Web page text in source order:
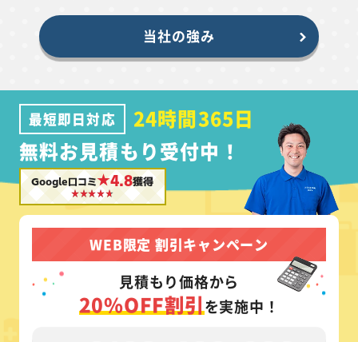
当社の強み
最短即日対応
24時間365日
無料お見積もり受付中！
Google口コミ★4.8獲得
WEB限定 割引キャンペーン
見積もり価格から
20%OFF割引を実施中！